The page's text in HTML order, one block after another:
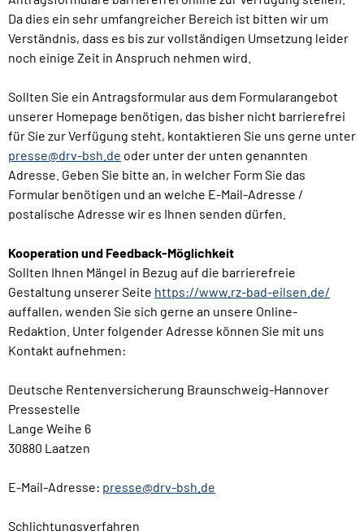
Da dies ein sehr umfangreicher Bereich ist bitten wir um
Verständnis, dass es bis zur vollständigen Umsetzung leider
noch einige Zeit in Anspruch nehmen wird.
Sollten Sie ein Antragsformular aus dem Formularangebot
unserer Homepage benötigen, das bisher nicht barrierefrei
für Sie zur Verfügung steht, kontaktieren Sie uns gerne unter
presse@drv-bsh.de oder unter der unten genannten
Adresse. Geben Sie bitte an, in welcher Form Sie das
Formular benötigen und an welche E-Mail-Adresse /
postalische Adresse wir es Ihnen senden dürfen.
Kooperation und Feedback-Möglichkeit
Sollten Ihnen Mängel in Bezug auf die barrierefreie
Gestaltung unserer Seite https://www.rz-bad-eilsen.de/
auffallen, wenden Sie sich gerne an unsere Online-
Redaktion. Unter folgender Adresse können Sie mit uns
Kontakt aufnehmen:
Deutsche Rentenversicherung Braunschweig-Hannover
Pressestelle
Lange Weihe 6
30880 Laatzen
E-Mail-Adresse: presse@drv-bsh.de
Schlichtungsverfahren